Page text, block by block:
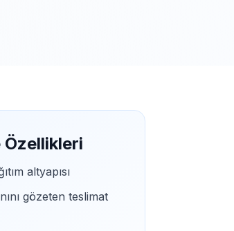
altyapısı
gözeten teslimat